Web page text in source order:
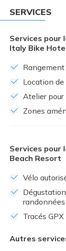
SERVICES
Services pour
Italy Bike
Rangement
Location
Atelier
Zones
Services pour
Beach Resort
Vélo
randonnées
Tracés GPX
Autres